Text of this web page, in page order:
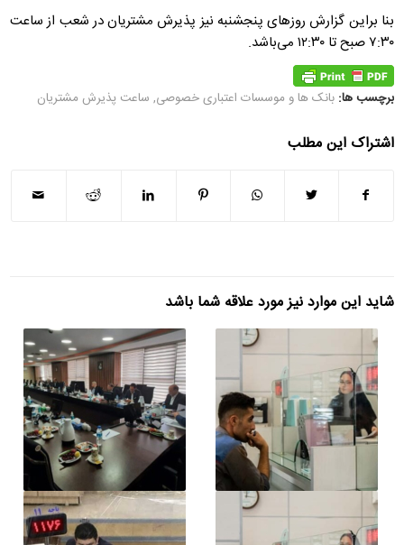
بنا براین گزارش روزهای پنجشنبه نیز پذیرش مشتریان در شعب از ساعت
۷:۳۰ صبح تا ۱۲:۳۰ می‌باشد.
برچسب ها: بانک ها و موسسات اعتباری خصوصی, ساعت پذیرش مشتریان
اشتراک این مطلب
شاید این موارد نیز مورد علاقه شما باشد